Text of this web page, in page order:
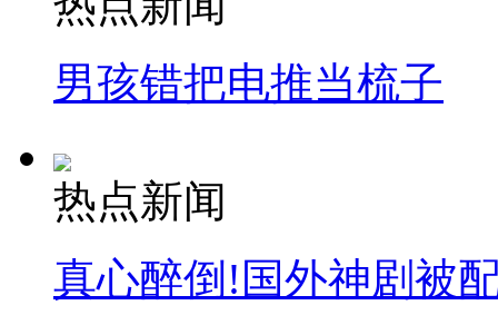
男孩错把电推当梳子
热点新闻
真心醉倒!国外神剧被